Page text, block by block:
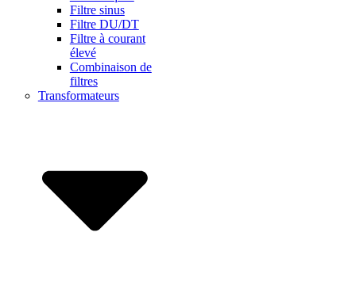
Filtre sinus
Filtre DU/DT
Filtre à courant
élevé
Combinaison de
filtres
Transformateurs